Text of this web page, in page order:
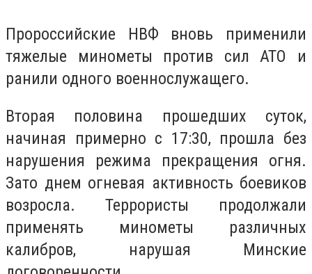
Пророссийские НВФ вновь применили
тяжелые минометы против сил АТО и
ранили одного военнослужащего.
Вторая половина прошедших суток,
начиная примерно с 17:30, прошла без
нарушения режима прекращения огня.
Зато днем огневая активность боевиков
возросла. Террористы продолжали
применять минометы различных
калибров, нарушая Минские